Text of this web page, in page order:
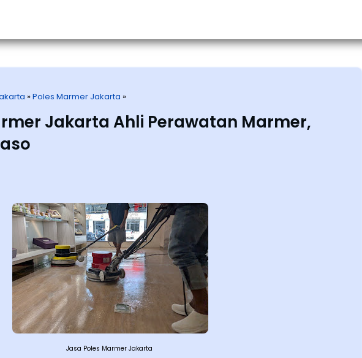
»Poles Marmer Jakarta »
Jakarta Ahli Perawatan Marmer,
Jasa Poles Marmer Jakarta